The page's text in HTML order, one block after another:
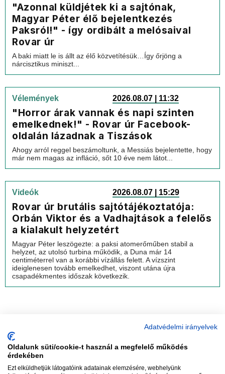
"Azonnal küldjétek ki a sajtónak,
Magyar Péter élő bejelentkezés
Paksról!" - így ordibált a melósaival
Rovar úr
A baki miatt le is állt az élő közvetítésük…Így őrjöng a
nárcisztikus miniszt...
Vélemények 2026.08.07 | 11:32
"Horror árak vannak és napi szinten
emelkednek!" - Rovar úr Facebook-
oldalán lázadnak a Tiszások
Ahogy arról reggel beszámoltunk, a Messiás bejelentette, hogy
már nem magas az infláció, sőt 10 éve nem látot...
Videók 2026.08.07 | 15:29
Rovar úr brutális sajtótájékoztatója:
Orbán Viktor és a Vadhajtások a felelős
a kialakult helyzetért
Magyar Péter leszögezte: a paksi atomerőműben stabil a
helyzet, az utolsó turbina működik, a Duna már 14
centiméterrel van a korábbi vízállás felett. A vízszint
ideiglenesen tovább emelkedhet, viszont utána újra
csapadékmentes időszak következik.
Adatvédelmi irányelvek
Oldalunk süti/cookie-t használ a megfelelő működés
érdekében
Ezt elküldhetjük látogatóink adatainak elemzésére, webhelyünk